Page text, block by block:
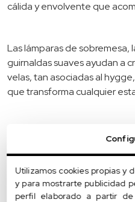
cálida y envolvente que
Las lámparas de sobremesa,
guirnaldas suaves ayudan a
velas, tan asociadas al
que transforma cualquier
Durante el día, se prioriza
natural, evitando cortinas
se vuelve más baja y
Utilizamos cookies propias y
y para mostrarte publicidad
perfil elaborado a partir